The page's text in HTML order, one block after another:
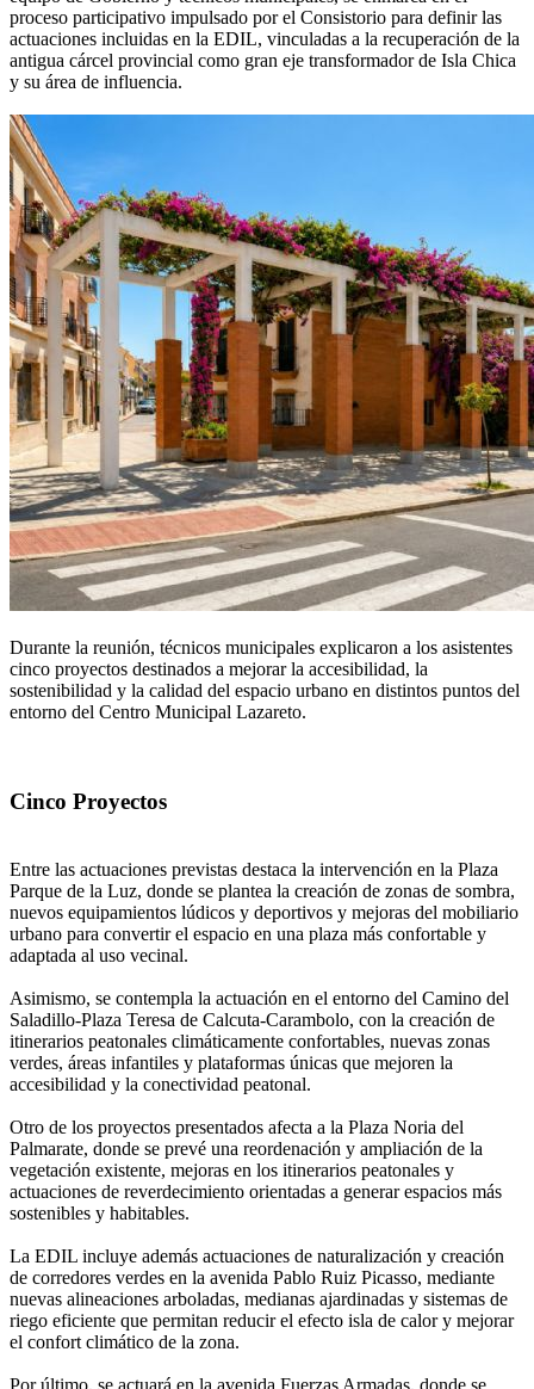
proceso participativo impulsado por el Consistorio para definir las
actuaciones incluidas en la EDIL, vinculadas a la recuperación de la
antigua cárcel provincial como gran eje transformador de Isla Chica
y su área de influencia.
Durante la reunión, técnicos municipales explicaron a los asistentes
cinco proyectos destinados a mejorar la accesibilidad, la
sostenibilidad y la calidad del espacio urbano en distintos puntos del
entorno del Centro Municipal Lazareto.
Cinco Proyectos
Entre las actuaciones previstas destaca la intervención en la Plaza
Parque de la Luz, donde se plantea la creación de zonas de sombra,
nuevos equipamientos lúdicos y deportivos y mejoras del mobiliario
urbano para convertir el espacio en una plaza más confortable y
adaptada al uso vecinal.
Asimismo, se contempla la actuación en el entorno del Camino del
Saladillo-Plaza Teresa de Calcuta-Carambolo, con la creación de
itinerarios peatonales climáticamente confortables, nuevas zonas
verdes, áreas infantiles y plataformas únicas que mejoren la
accesibilidad y la conectividad peatonal.
Otro de los proyectos presentados afecta a la Plaza Noria del
Palmarate, donde se prevé una reordenación y ampliación de la
vegetación existente, mejoras en los itinerarios peatonales y
actuaciones de reverdecimiento orientadas a generar espacios más
sostenibles y habitables.
La EDIL incluye además actuaciones de naturalización y creación
de corredores verdes en la avenida Pablo Ruiz Picasso, mediante
nuevas alineaciones arboladas, medianas ajardinadas y sistemas de
riego eficiente que permitan reducir el efecto isla de calor y mejorar
el confort climático de la zona.
Por último, se actuará en la avenida Fuerzas Armadas, donde se